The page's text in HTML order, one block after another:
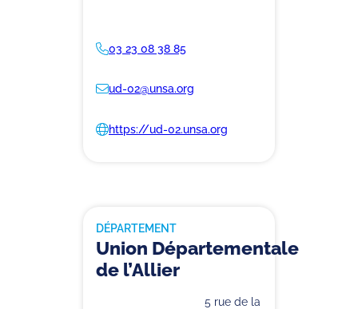
03 23 08 38 85
ud-02@unsa.org
https://ud-02.unsa.org
DÉPARTEMENT
Union Départementale
de l’Allier
5 rue de la